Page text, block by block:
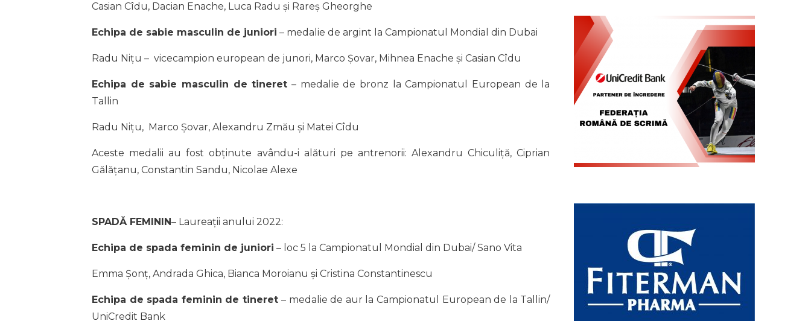
Casian Cîdu, Dacian Enache, Luca Radu și Rareș Gheorghe
Echipa de sabie masculin de juniori – medalie de argint la Campionatul Mondial din Dubai
Radu Nițu – vicecampion european de junori, Marco Șovar, Mihnea Enache și Casian Cîdu
Echipa de sabie masculin de tineret – medalie de bronz la Campionatul European de la
Tallin
Radu Nițu, Marco Șovar, Alexandru Zmău și Matei Cîdu
Aceste medalii au fost obținute avându-i alături pe antrenorii: Alexandru Chiculiță, Ciprian
Gălățanu, Constantin Sandu, Nicolae Alexe
SPADĂ FEMININ– Laureații anului 2022:
Echipa de spada feminin de juniori – loc 5 la Campionatul Mondial din Dubai/ Sano Vita
Emma Șonț, Andrada Ghica, Bianca Moroianu și Cristina Constantinescu
Echipa de spada feminin de tineret– medalie de aur la Campionatul European de la Tallin/
UniCredit Bank